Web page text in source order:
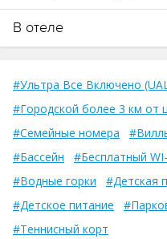
В отеле
#Ультра Все Включено
#Городской более 3 км от
#Семейные номера
#Бассейн
#Бесплатный
#Водные горки
#Детская
#Детское питание
#Теннисный корт